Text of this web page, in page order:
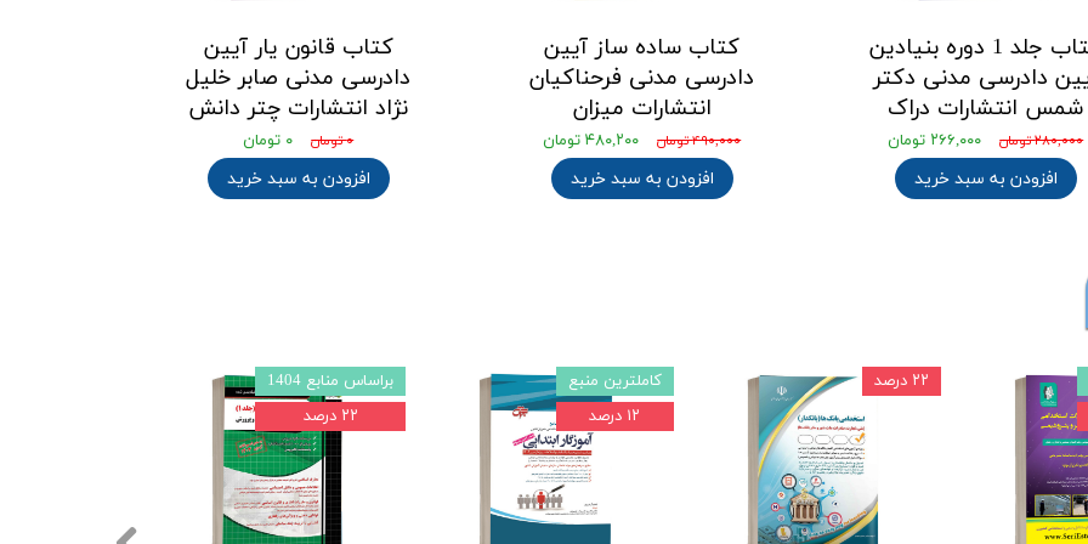
کتاب جلد 1 دوره بنیادین
دادرسی مدنی دکتر
شمس انتشارات دراک
۲۸۰,۰۰۰ تومان ۲۶۶,۰۰۰ تومان
افزودن به سبد خرید
کتاب ساده ساز آیین
دادرسی مدنی فرحناکیان
انتشارات میزان
۴۹۰,۰۰۰ تومان ۴۸۰,۲۰۰ تومان
افزودن به سبد خرید
کتاب قانون یار آیین
دادرسی مدنی صابر خلیل
نژاد انتشارات چتر دانش
۰ تومان ۰ تومان
افزودن به سبد خرید
براساس منابع 1404
۲۲ درصد
کاملترین منبع
۱۲ درصد
۲۲ درصد